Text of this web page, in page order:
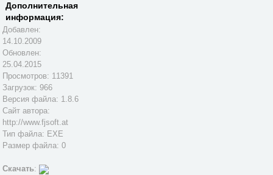
Дополнительная
информация:
Добавлен:
14.10.2009
Обновлен:
25.04.2015
Просмотров: 11391
Загрузок: 966
Версия файла: 1.8.6
Сайт автора:
http://www.fjsoft.at
Тип файла: EXE
Размер файла: 0
Скачать: